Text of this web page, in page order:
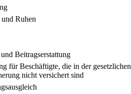
Ruhen
Beitragserstattung
für Beschäftigte, die in der gesetzlichen
nicht versichert sind